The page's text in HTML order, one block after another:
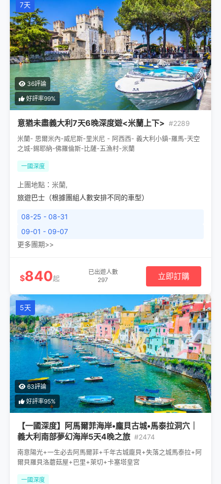
7天
36評論
好評率99%
意猶未盡義大利7天6晚深度遊<米蘭上下> #2289
米蘭- 思爾米內-威尼斯-里米尼 - 阿西西- 義大利小鎮-羅馬-天空
之城-錫耶納-佛羅倫斯-比薩-五漁村-米蘭
一國深度
上團地點： 米蘭,
旅遊巴士（根據團組人數安排不同的車型）
08-25 - 08-31
09-01 - 09-07
更多團期>>
$840起
已出遊人數
297
立即訂購
5天
63評論
好評率95%
【一國深度】阿馬爾菲海岸•龐貝古城•馬泰拉洞穴｜
義大利南部夢幻海岸5天4晚之旅 #2474
南意陽光+一生必去阿馬爾菲+千年古城龐貝+失落之城馬泰拉+阿
爾貝羅貝洛蘑菇屋+巴里+萊切+卡塞塔皇宮
一國深度